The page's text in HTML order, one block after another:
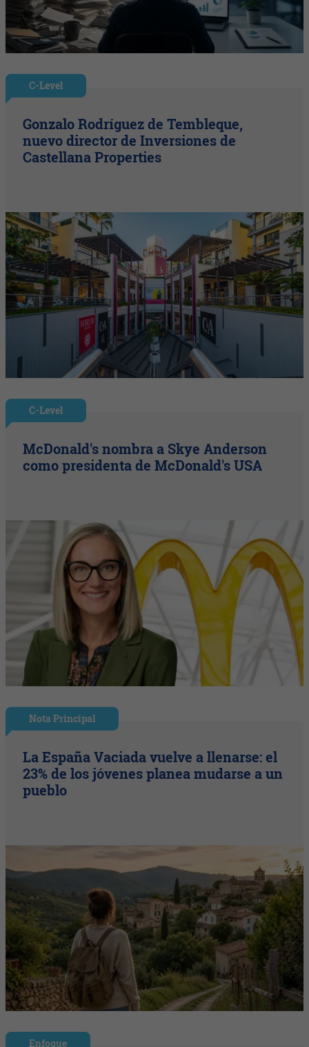
C-Level
Gonzalo Rodríguez de Tembleque,
nuevo director de Inversiones de
Castellana Properties
C-Level
McDonald's nombra a Skye Anderson
como presidenta de McDonald's USA
Nota Principal
La España Vaciada vuelve a llenarse: el
23% de los jóvenes planea mudarse a un
pueblo
Enfoque